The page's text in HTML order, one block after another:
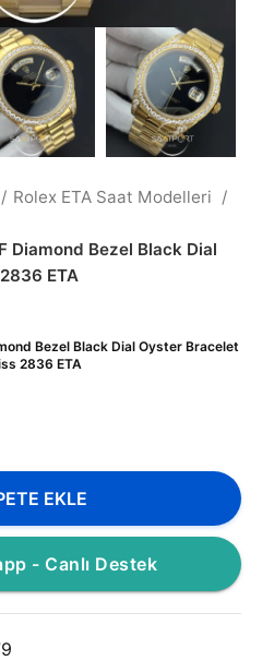
Rolex ETA Saat Modelleri
Diamond Bezel Black Dial
ETA
Bezel Black Dial Oyster Bracelet
2836 ETA
EKLE
- Canlı Destek